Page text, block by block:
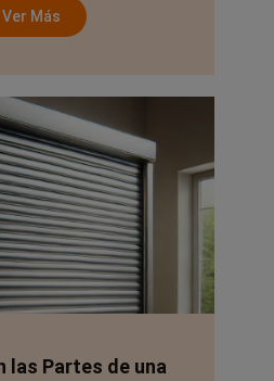
Ver Más
las Partes de una